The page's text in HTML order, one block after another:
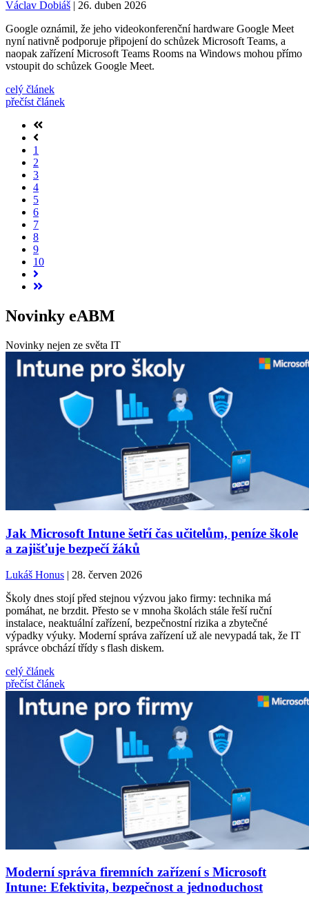
Václav Dobiáš | 26. duben 2026
Google oznámil, že jeho videokonferenční hardware Google Meet
nyní nativně podporuje připojení do schůzek Microsoft Teams, a
naopak zařízení Microsoft Teams Rooms na Windows mohou přímo
vstoupit do schůzek Google Meet.
celý článek
přečíst článek
1
2
3
4
5
6
7
8
9
10
Novinky eABM
Novinky nejen ze světa IT
Jak Microsoft Intune šetří čas učitelům, peníze škole
a zajišťuje bezpečí žáků
Lukáš Honus | 28. červen 2026
Školy dnes stojí před stejnou výzvou jako firmy: technika má
pomáhat, ne brzdit. Přesto se v mnoha školách stále řeší ruční
instalace, neaktuální zařízení, bezpečnostní rizika a zbytečné
výpadky výuky. Moderní správa zařízení už ale nevypadá tak, že IT
správce obchází třídy s flash diskem.
celý článek
přečíst článek
Moderní správa firemních zařízení s Microsoft
Intune: Efektivita, bezpečnost a jednoduchost